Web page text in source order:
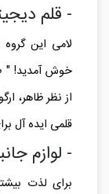
- قلم
لامی این
خوش آمدید! "
از نظر ظاهر،
قلمی ایده آل
- لوازم
برای لذت